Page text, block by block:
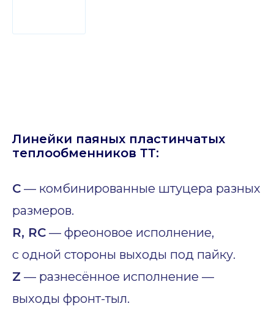
Линейки паяных пластинчатых
теплообменников ТТ:
C — комбинированные штуцера разных
размеров.
R, RC — фреоновое исполнение,
с одной стороны выходы под пайку.
Z — разнесённое исполнение —
выходы фронт-тыл.